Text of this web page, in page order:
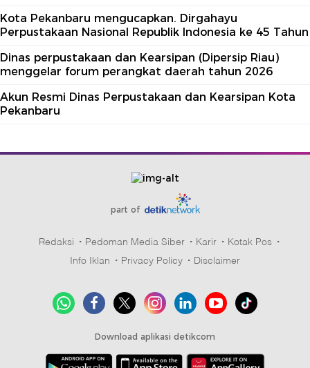
Kota Pekanbaru mengucapkan. Dirgahayu
Perpustakaan Nasional Republik Indonesia ke 45 Tahun
Dinas perpustakaan dan Kearsipan (Dipersip Riau)
menggelar forum perangkat daerah tahun 2026
Akun Resmi Dinas Perpustakaan dan Kearsipan Kota
Pekanbaru
part of
Redaksi Pedoman Media Siber Karir
Kotak Pos
Info Iklan
Privacy Policy Disclaimer
Download aplikasi detikcom